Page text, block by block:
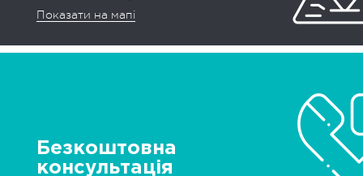
Показати на мапі
Безкоштовна
консультація